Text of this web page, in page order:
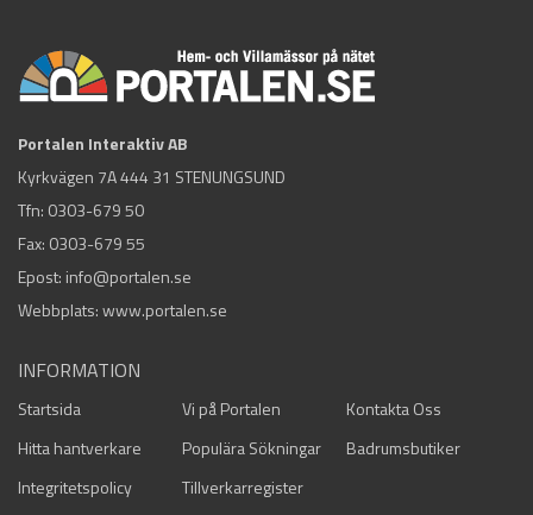
Portalen Interaktiv AB
Kyrkvägen 7A 444 31 STENUNGSUND
Tfn: 0303-679 50
Fax: 0303-679 55
Epost: info@portalen.se
Webbplats: www.portalen.se
INFORMATION
Startsida Vi på Portalen
Kontakta Oss
Hitta hantverkare
Populära Sökningar
Badrumsbutiker
Integritetspolicy
Tillverkarregister